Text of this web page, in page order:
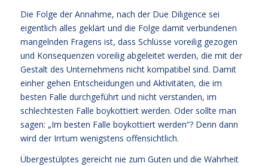
Die Folge der Annahme, nach der Due Diligence sei
eigentlich alles geklärt und die Folge damit verbundenen
mangelnden Fragens ist, dass Schlüsse voreilig gezogen
und Konsequenzen voreilig abgeleitet werden, die mit der
Gestalt des Unternehmens nicht kompatibel sind. Damit
einher gehen Entscheidungen und Aktivitäten, die im
besten Falle durchgeführt und nicht verstanden, im
schlechtesten Falle boykottiert werden. Oder sollte man
sagen: „Im besten Falle boykottiert werden“? Denn dann
wird der Irrtum wenigstens offensichtlich.
Übergestülptes gereicht nie zum Guten und die Wahrheit